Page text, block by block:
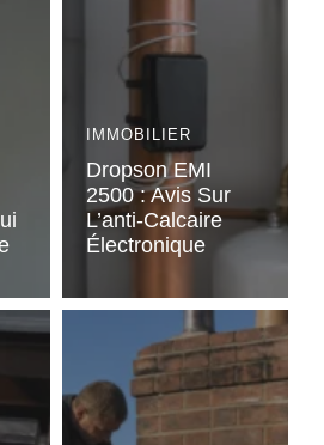
IMMOBILIER
Dropson EMI
2500 : Avis Sur
L’anti-Calcaire
Électronique